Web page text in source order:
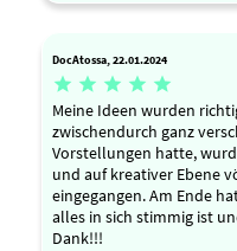
DocAtossa, 22.01.2024
    
Meine Ideen wurden
zwischendurch ganz
Vorstellungen hatte,
und auf kreativer Ebene
eingegangen. Am Ende
alles in sich stimmig ist
Dank!!!